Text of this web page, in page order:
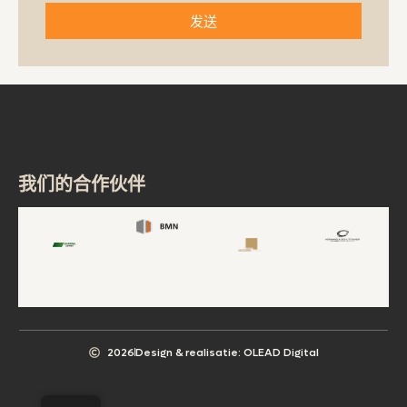
发送
我们的合作伙伴
2026Design & realisatie: OLEAD Digital